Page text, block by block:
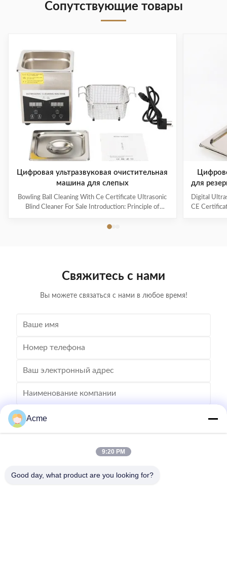
Сопутствующие товары
Цифровая ультразвуковая очистительная
машина для слепых
Bowling Ball Cleaning With Ce Certificate Ultrasonic
Blind Cleaner For Sale Introduction: Principle of
from ultrasonic generator is transformed into high
tens of thousands of tiny bubbles with diameters of
для
Digital
CE
Свяжитесь с нами
Вы можете связаться с нами в любое время!
Отправьте
Acme
9:20 PM
Good day, what product are you looking for?